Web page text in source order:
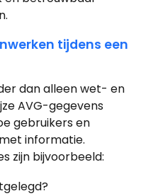
tijdens een
dan alleen wet- en
AVG-gegevens
gebruikers en
informatie.
zijn bijvoorbeeld: